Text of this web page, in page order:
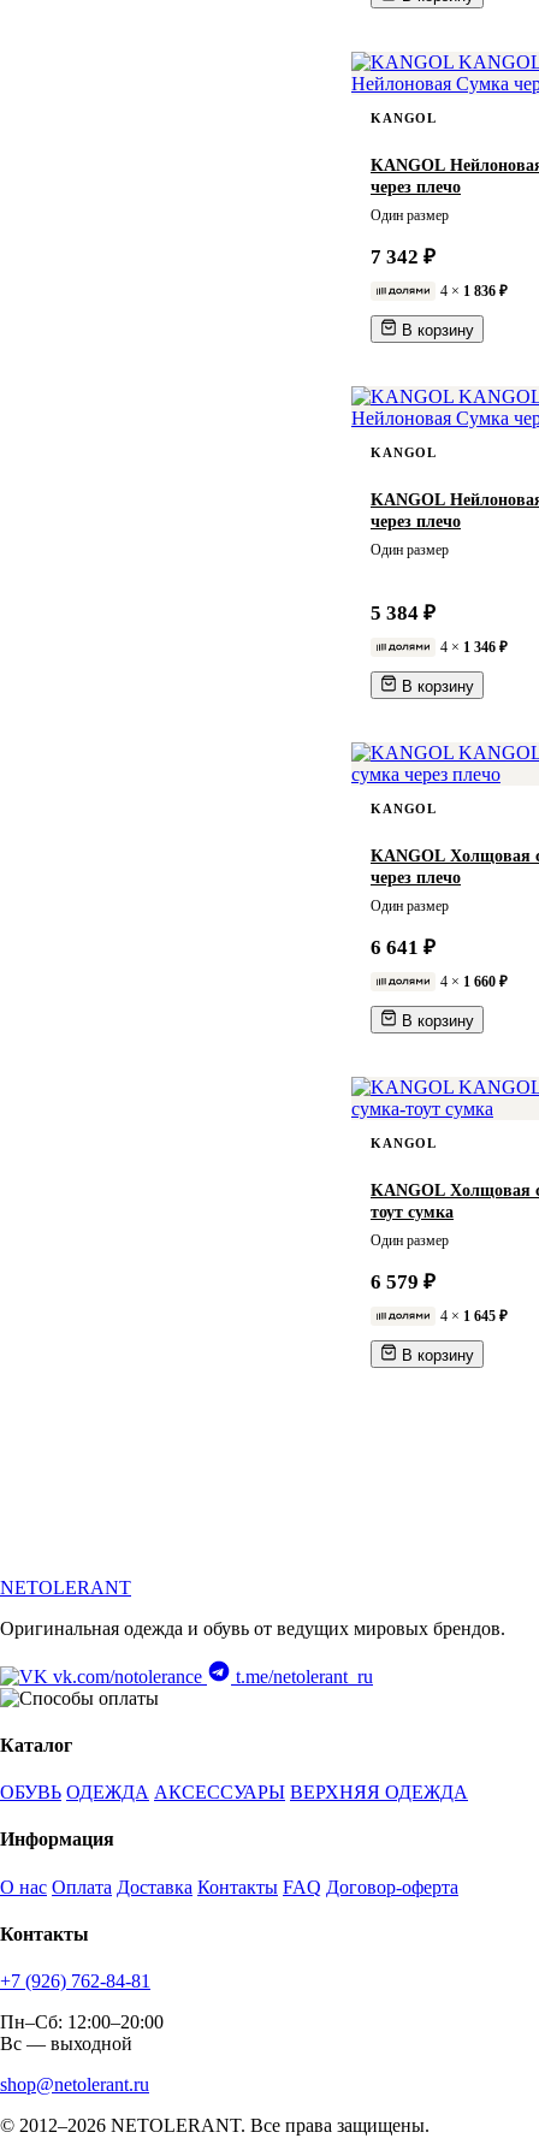
Д26*Ш10*В23см
Д26*Ш13*В46см
Д26*Ш15*В38см
Д26*Ш2,5*В22см
Д26*Ш6,5*В20см
Д26,5*Ш12*В36см
Д26,5*Ш3*В19,5 см
Д26,5*Ш7*В14см
KANGOL
KANGOL
через плечо
Один размер
7 342 ₽
4 × 1 836 ₽
В корзину
KANGOL
KANGOL
через плечо
Один размер
5 384 ₽
4 × 1 346 ₽
В корзину
KANGOL
KANGOL Холщовая
через плечо
Один размер
6 641 ₽
4 × 1 660 ₽
В корзину
KANGOL
KANGOL Холщовая
тоут сумка
Один размер
6 579 ₽
4 × 1 645 ₽
В корзину
NETOLERANT
Оригинальная одежда и обувь от ведущих мировых брендов.
vk.com/notolerance t.me/netolerant_ru
Каталог
ОБУВЬ ОДЕЖДА АКСЕССУАРЫ ВЕРХНЯЯ ОДЕЖДА
Информация
О нас Оплата Доставка Контакты FAQ Договор-оферта
Контакты
+7 (926) 762-84-81
Пн–Сб: 12:00–20:00
Вс — выходной
shop@netolerant.ru
© 2012–2026 NETOLERANT. Все права защищены.